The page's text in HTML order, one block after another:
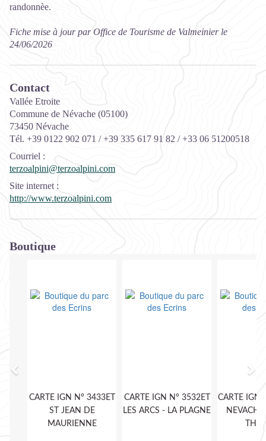
randonnèe.
Fiche mise à jour par Office de Tourisme de Valmeinier le
24/06/2026
Contact
Vallée Etroite
Commune de Névache (05100)
73450 Névache
Tél. +39 0122 902 071 / +39 335 617 91 82 / +33 06 51200518
Courriel :
terzoalpini@terzoalpini.com
Site internet :
http://www.terzoalpini.com
Boutique